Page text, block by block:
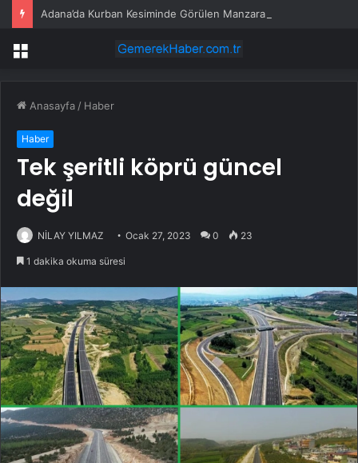
Adana’da Kurban Kesiminde Görülen Manzaralar
Menü
Anasayfa / Haber
Haber
Tek şeritli köprü güncel
değil
NİLAY YILMAZ Ocak 27, 2023 0 23
1 dakika okuma süresi